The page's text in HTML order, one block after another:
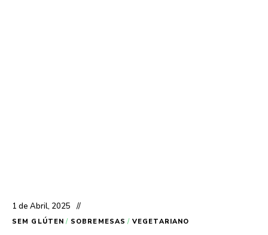
1 de Abril, 2025
SEM GLÚTEN / SOBREMESAS / VEGETARIANO